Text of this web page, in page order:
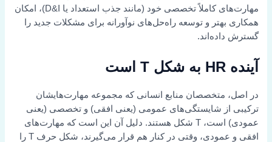
مهارت‌های کاملاً تخصصی خود (مانند جذب استعداد یا D&I)، امکان
همکاری بهتر و توسعه راه‌حل‌های نوآورانه برای مشکلات جدید را
گسترش داده‌اند.
آینده HR به شکل T است
در اصل، متخصصان منابع انسانی که مجموعه مهارت‌هایشان
ترکیبی از شایستگی‌های عمومی (یعنی افقی) و تخصصی (یعنی
عمودی) است، T شکل هستند. دلیل آن این است که مهارت‌های
افقی و عمودی، وقتی در کنار هم قرار می‌گیرند، شکل حرف T را